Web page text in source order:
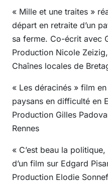
« Mille et une traites »
départ en retraite d’un
sa ferme. Co-écrit avec
Production Nicole
Chaînes locales de
« Les déracinés » film
paysans en difficulté en
Production Gilles
Rennes
« C’est beau la
d’un film sur Edgard
Production Elodie